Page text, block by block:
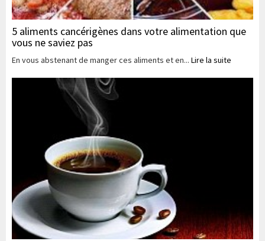
5 aliments cancérigènes dans votre alimentation que
vous ne saviez pas
En vous abstenant de manger ces aliments et en... Lire la suite